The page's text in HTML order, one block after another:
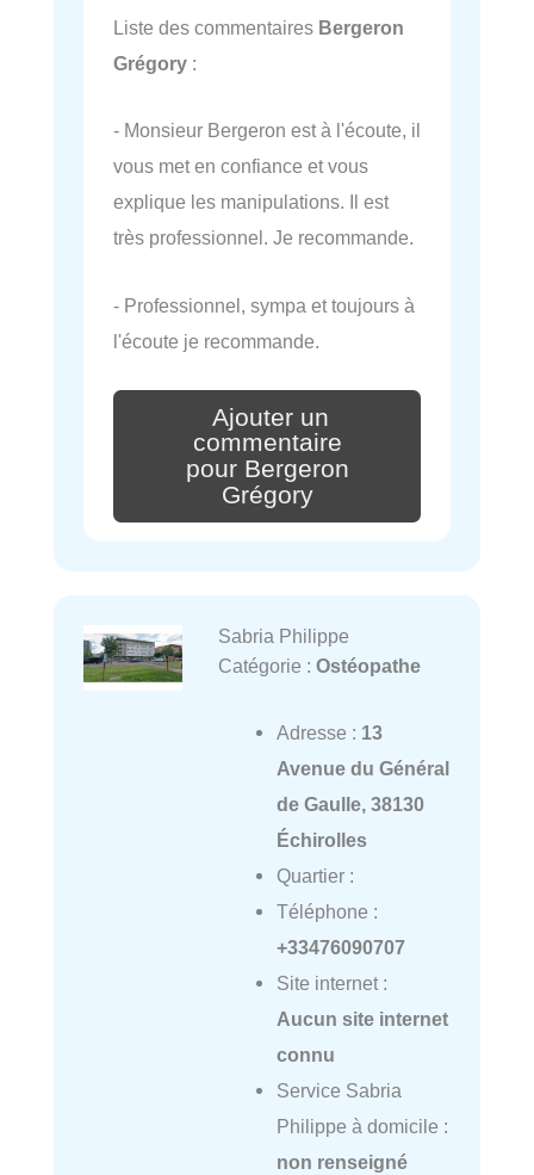
Liste des commentaires Bergeron
Grégory :
- Monsieur Bergeron est à l'écoute, il
vous met en confiance et vous
explique les manipulations. Il est
très professionnel. Je recommande.
- Professionnel, sympa et toujours à
l'écoute je recommande.
Ajouter un
commentaire
pour Bergeron
Grégory
Sabria Philippe
Catégorie : Ostéopathe
Adresse : 13
Avenue du Général
de Gaulle, 38130
Échirolles
Quartier :
Téléphone :
+33476090707
Site internet :
Aucun site internet
connu
Service Sabria
Philippe à domicile :
non renseigné